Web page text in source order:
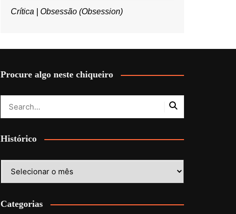
Crítica | Obsessão (Obsession)
Procure algo neste chiqueiro
Histórico
Categorias